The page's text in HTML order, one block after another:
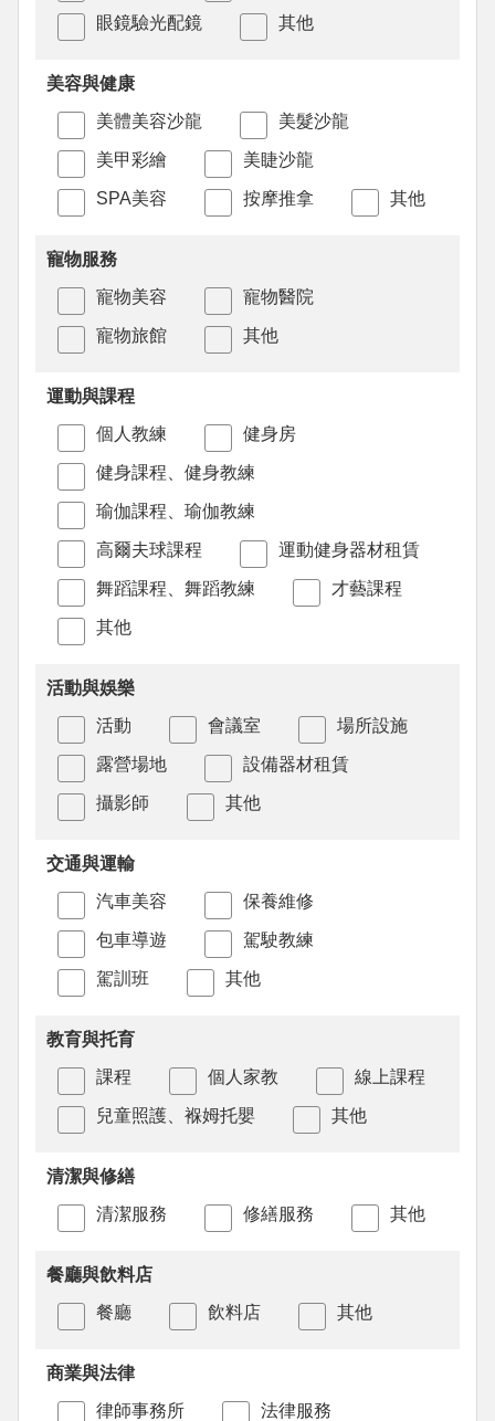
眼鏡驗光配鏡 其他
美容與健康
美體美容沙龍
美髮沙龍
美甲彩繪 美睫沙龍
SPA美容 按摩推拿 其他
寵物服務
寵物美容
寵物醫院
寵物旅館 其他
運動與課程
個人教練
健身房
健身課程、健身教練
瑜伽課程、瑜伽教練
高爾夫球課程 運動健身器材租賃
舞蹈課程、舞蹈教練 才藝課程
其他
活動與娛樂
活動
會議室 場所設施
露營場地 設備器材租賃
攝影師 其他
交通與運輸
汽車美容
保養維修
包車導遊 駕駛教練
駕訓班 其他
教育與托育
課程
個人家教 線上課程
兒童照護、褓姆托嬰 其他
清潔與修繕
清潔服務
修繕服務 其他
餐廳與飲料店
餐廳
飲料店 其他
商業與法律
律師事務所
法律服務